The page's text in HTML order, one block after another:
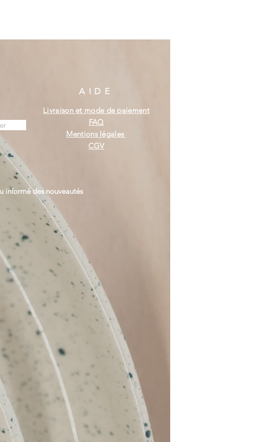
AIDE
Livraison et mode de paiement
FAQ
Mentions légales
CGV
informé des nouveautés